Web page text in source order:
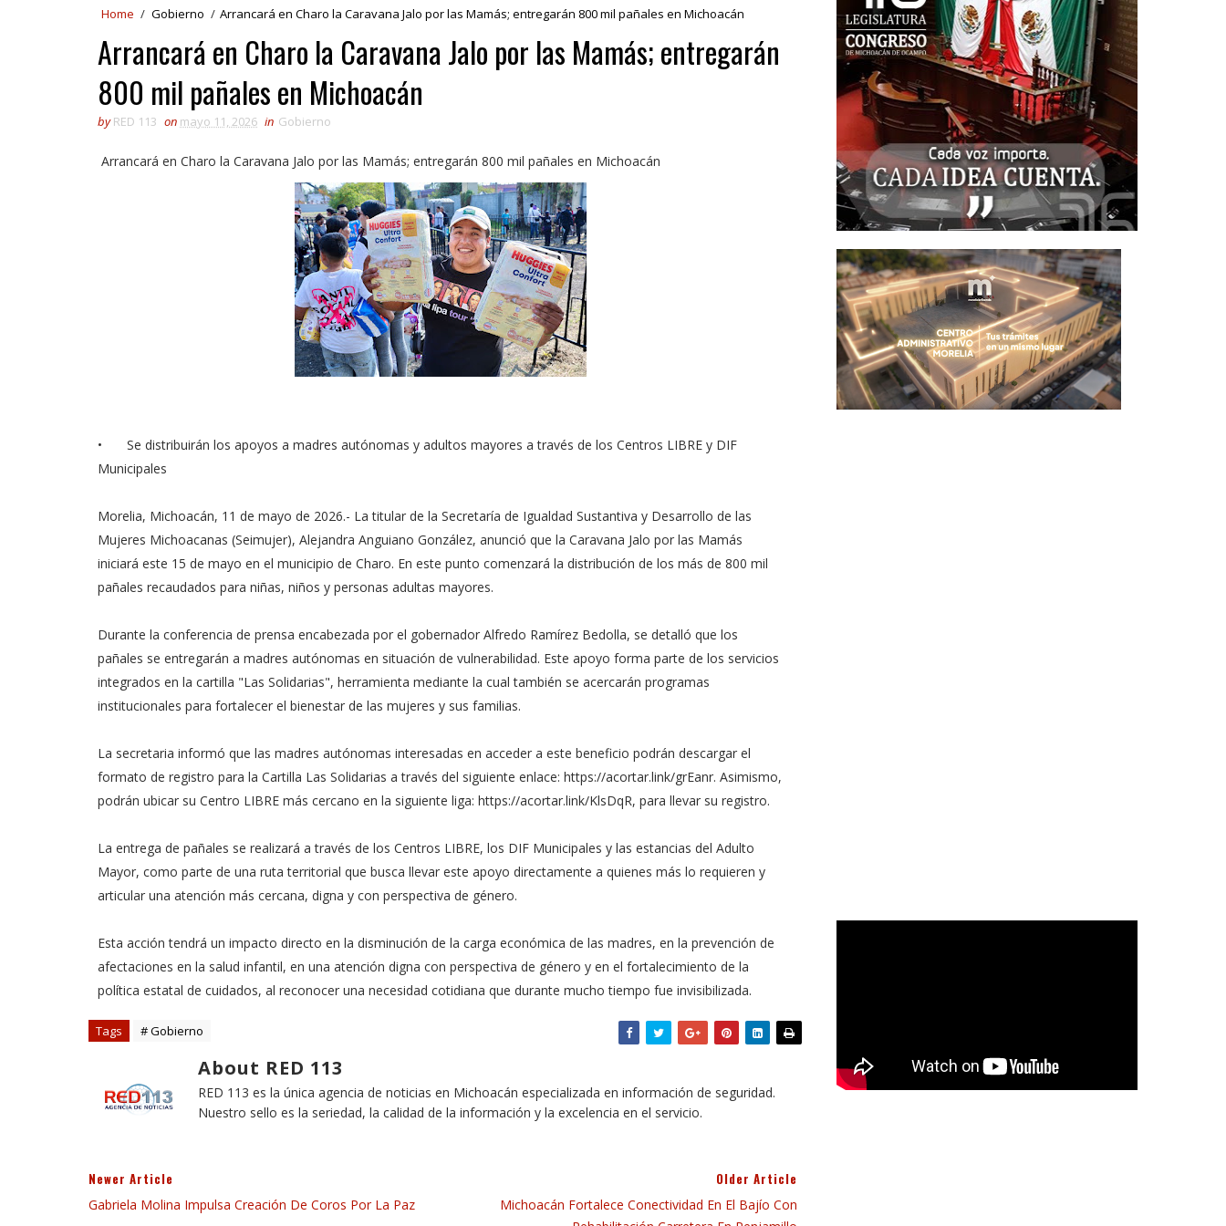
Home / Gobierno / Arrancará en Charo la Caravana Jalo por las Mamás; entregarán 800 mil pañales en Michoacán
Arrancará en Charo la Caravana Jalo por las Mamás; entregarán
800 mil pañales en Michoacán
by RED 113 on mayo 11, 2026 in Gobierno
Arrancará en Charo la Caravana Jalo por las Mamás; entregarán 800 mil pañales en Michoacán
•
Se distribuirán los apoyos a madres autónomas y adultos mayores a través de los Centros LIBRE y DIF
Municipales
Morelia, Michoacán, 11 de mayo de 2026.- La titular de la Secretaría de Igualdad Sustantiva y Desarrollo de las
Mujeres Michoacanas (Seimujer), Alejandra Anguiano González, anunció que la Caravana Jalo por las Mamás
iniciará este 15 de mayo en el municipio de Charo. En este punto comenzará la distribución de los más de 800 mil
pañales recaudados para niñas, niños y personas adultas mayores.
Durante la conferencia de prensa encabezada por el gobernador Alfredo Ramírez Bedolla, se detalló que los
pañales se entregarán a madres autónomas en situación de vulnerabilidad. Este apoyo forma parte de los servicios
integrados en la cartilla "Las Solidarias", herramienta mediante la cual también se acercarán programas
institucionales para fortalecer el bienestar de las mujeres y sus familias.
La secretaria informó que las madres autónomas interesadas en acceder a este beneficio podrán descargar el
formato de registro para la Cartilla Las Solidarias a través del siguiente enlace: https://acortar.link/grEanr. Asimismo,
podrán ubicar su Centro LIBRE más cercano en la siguiente liga: https://acortar.link/KlsDqR, para llevar su registro.
La entrega de pañales se realizará a través de los Centros LIBRE, los DIF Municipales y las estancias del Adulto
Mayor, como parte de una ruta territorial que busca llevar este apoyo directamente a quienes más lo requieren y
articular una atención más cercana, digna y con perspectiva de género.
Esta acción tendrá un impacto directo en la disminución de la carga económica de las madres, en la prevención de
afectaciones en la salud infantil, en una atención digna con perspectiva de género y en el fortalecimiento de la
política estatal de cuidados, al reconocer una necesidad cotidiana que durante mucho tiempo fue invisibilizada.
Tags # Gobierno
About RED 113
RED 113 es la única agencia de noticias en Michoacán especializada en información de seguridad.
Nuestro sello es la seriedad, la calidad de la información y la excelencia en el servicio.
Newer Article
Gabriela Molina Impulsa Creación De Coros Por La Paz
Older Article
Michoacán Fortalece Conectividad En El Bajío Con